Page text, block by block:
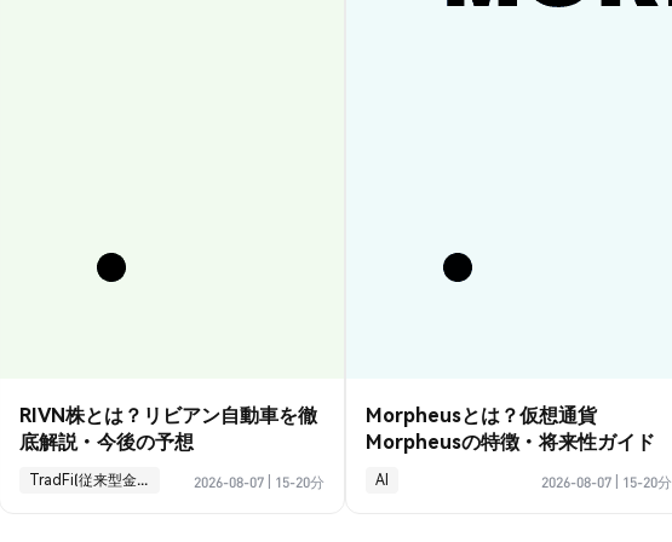
RIVN株とは？リビアン自動車を徹
底解説・今後の予想
TradFi(従来型金融) 2026-08-07 15-20分
Morpheusとは？仮想通貨
Morpheusの特徴・将来性ガイド
AI 2026-08-07 15-20分